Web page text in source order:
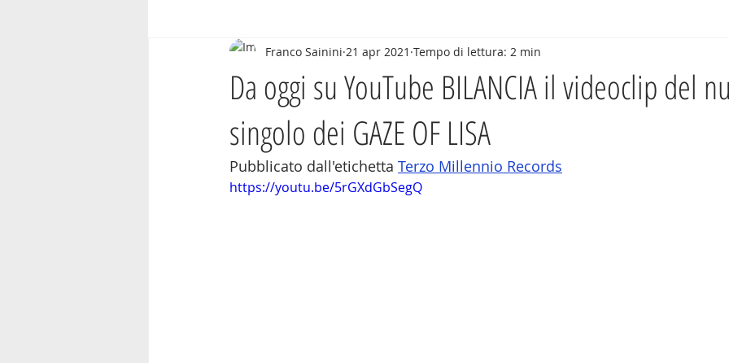
Da oggi su YouTube BILANCIA il videoclip del
singolo dei GAZE OF LISA
Franco Sainini 21 apr 2021 Tempo di lettura: 2 min
Pubblicato dall'etichetta Terzo Millennio Records
https://youtu.be/5rGXdGbSegQ